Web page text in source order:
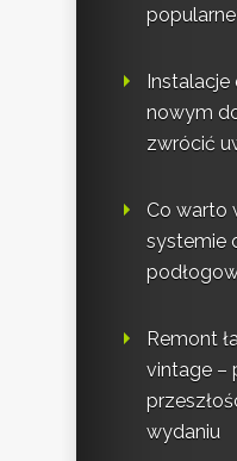
Instalacje
nowym
zwrócić
Co warto
systemie
Remont
vintage –
wydaniu